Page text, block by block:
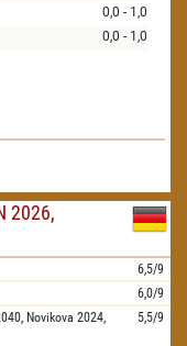
0,0 - 1,0
0,0 - 1,0
2026,
6,5/9
6,0/9
Novikova 2024,
5,5/9